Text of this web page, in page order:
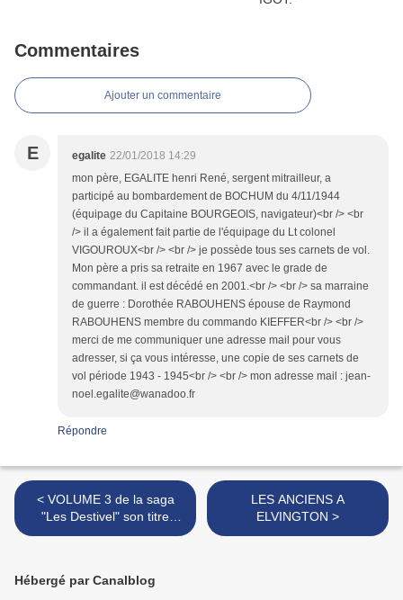
Commentaires
Ajouter un commentaire
E egalite 22/01/2018 14:29
mon père, EGALITE henri René, sergent mitrailleur, a
participé au bombardement de BOCHUM du 4/11/1944
(équipage du Capitaine BOURGEOIS, navigateur)<br /> <br
/> il a également fait partie de l'équipage du Lt colonel
VIGOUROUX<br /> <br /> je possède tous ses carnets de vol.
Mon père a pris sa retraite en 1967 avec le grade de
commandant. il est décédé en 2001.<br /> <br /> sa marraine
de guerre : Dorothée RABOUHENS épouse de Raymond
RABOUHENS membre du commando KIEFFER<br /> <br />
merci de me communiquer une adresse mail pour vous
adresser, si ça vous intéresse, une copie de ses carnets de
vol période 1943 - 1945<br /> <br /> mon adresse mail : jean-
noel.egalite@wanadoo.fr
Répondre
< VOLUME 3 de la saga
"Les Destivel" son titre
"Coupables Omissions"
LES ANCIENS A
ELVINGTON >
Hébergé par Canalblog